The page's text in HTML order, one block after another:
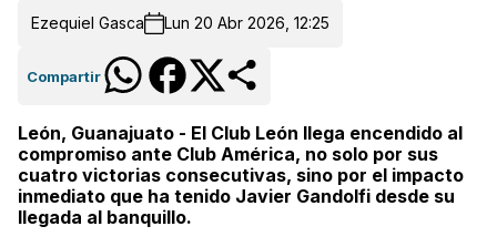
Ezequiel Gasca Lun 20 Abr 2026, 12:25
Compartir
León, Guanajuato - El Club León llega encendido al
compromiso ante Club América, no solo por sus
cuatro victorias consecutivas, sino por el impacto
inmediato que ha tenido Javier Gandolfi desde su
llegada al banquillo.